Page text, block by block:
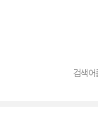
검색